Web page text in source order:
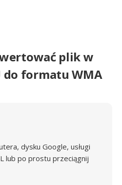
plik w
do formatu WMA
dysku Google, usługi
lub po prostu przeciągnij